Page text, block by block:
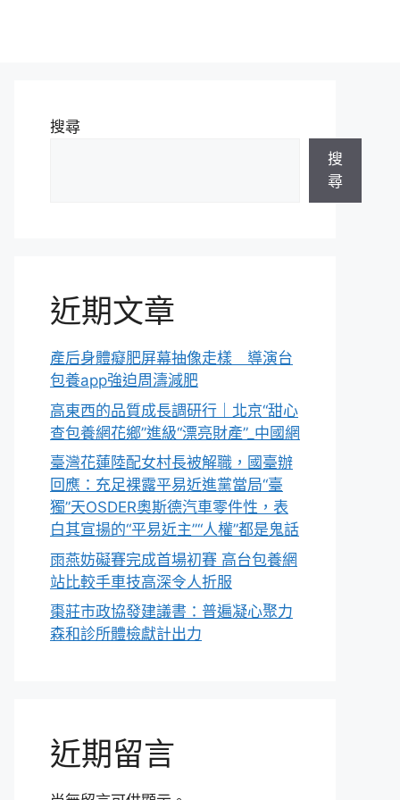
搜尋
搜
尋
近期文章
產后身體癡肥屏幕抽像走樣 導演台
包養app強迫周濤減肥
高東西的品質成長調研行｜北京“甜心
查包養網花鄉”進級“漂亮財產”_中國網
臺灣花蓮陸配女村長被解職，國臺辦
回應：充足裸露平易近進黨當局“臺
獨”天OSDER奧斯德汽車零件性，表
白其宣揚的“平易近主”“人權”都是鬼話
雨燕妨礙賽完成首場初賽 高台包養網
站比較手車技高深令人折服
棗莊市政協發建議書：普遍凝心聚力
森和診所體檢獻計出力
近期留言